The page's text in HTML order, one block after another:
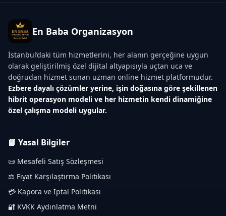
En Baba Organizasyon
İstanbul’daki tüm hizmetlerini, her alanın gerçeğine uygun
olarak geliştirilmiş özel dijital altyapısıyla uçtan uca ve
doğrudan hizmet sunan uzman online hizmet platformudur.
Ezbere dayalı çözümler yerine, işin doğasına göre şekillenen
hibrit operasyon modeli ve her hizmetin kendi dinamiğine
özel çalışma modeli uygular.
📘 Yasal Bilgiler
📜 Mesafeli Satış Sözleşmesi
⚖️ Fiyat Karşılaştırma Politikası
💳 Kapora ve İptal Politikası
🔐 KVKK Aydınlatma Metni